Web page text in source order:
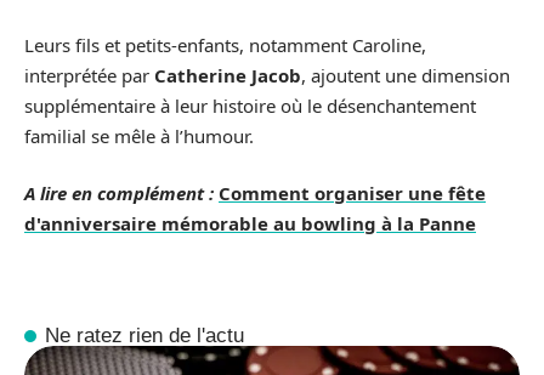
Leurs fils et petits-enfants, notamment Caroline,
interprétée par Catherine Jacob, ajoutent une dimension
supplémentaire à leur histoire où le désenchantement
familial se mêle à l’humour.
A lire en complément : Comment organiser une fête
d'anniversaire mémorable au bowling à la Panne
Ne ratez rien de l'actu